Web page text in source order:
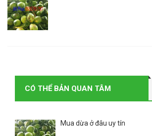
CÓ THỂ BẢN QUAN TÂM
Mua dừa ở đâu uy tín